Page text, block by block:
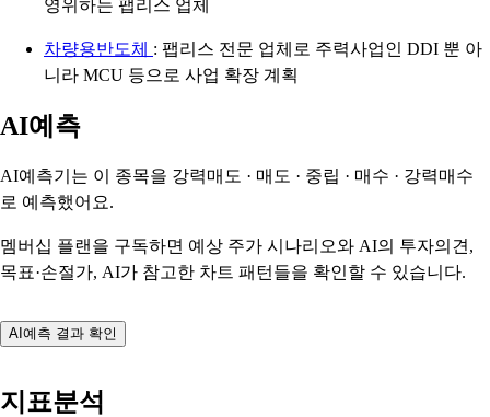
영위하는 팹리스 업체
차량용반도체 : 팹리스 전문 업체로 주력사업인 DDI 뿐 아
니라 MCU 등으로 사업 확장 계획
AI예측
AI예측기는 이 종목을 강력매도 · 매도 · 중립 · 매수 · 강력매수
로 예측했어요.
멤버십 플랜을 구독하면 예상 주가 시나리오와 AI의 투자의견,
목표·손절가, AI가 참고한 차트 패턴들을 확인할 수 있습니다.
AI예측 결과 확인
지표분석